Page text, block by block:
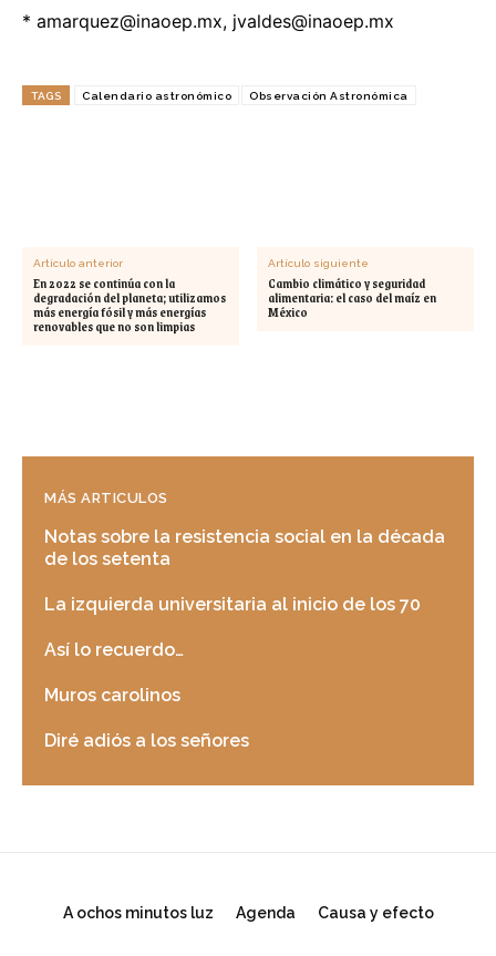
* amarquez@inaoep.mx, jvaldes@inaoep.mx
TAGS Calendario astronómico Observación Astronómica
Artículo anterior
En 2022 se continúa con la
degradación del planeta; utilizamos
más energía fósil y más energías
renovables que no son limpias
Artículo siguiente
Cambio climático y seguridad
alimentaria: el caso del maíz en
México
MÁS ARTICULOS
Notas sobre la resistencia social en la década
de los setenta
La izquierda universitaria al inicio de los 70
Así lo recuerdo…
Muros carolinos
Diré adiós a los señores
A ochos minutos luz Agenda Causa y efecto